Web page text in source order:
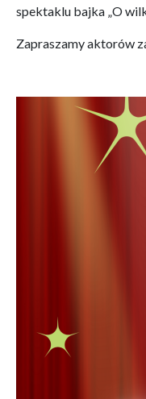
spektaklu bajka „O
Zapraszamy aktorów